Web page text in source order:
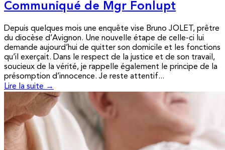
Communiqué de Mgr Fonlupt
Depuis quelques mois une enquête vise Bruno JOLET, prêtre
du diocèse d’Avignon. Une nouvelle étape de celle-ci lui
demande aujourd’hui de quitter son domicile et les fonctions
qu’il exerçait. Dans le respect de la justice et de son travail,
soucieux de la vérité, je rappelle également le principe de la
présomption d’innocence. Je reste attentif...
Lire la suite →